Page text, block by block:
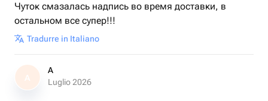
Чуток смазалась надпись во время доставки, в
остальном все супер!!!
Tradurre in Italiano
A
A
Luglio 2026